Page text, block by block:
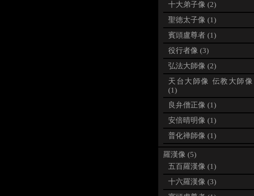
十大弟子像 (2)
聖徳太子像 (1)
賓頭盧尊者 (1)
役行者像 (3)
弘法大師像 (2)
天台大師像 伝教大師像
(1)
良弁僧正像 (1)
安倍晴明像 (1)
普化禅師像 (1)
羅漢像 (5)
五百羅漢像 (1)
十六羅漢像 (3)